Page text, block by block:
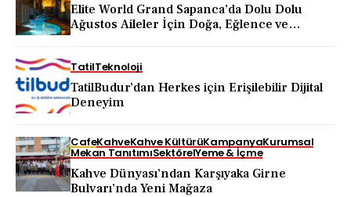
Elite World Grand Sapanca’da Dolu Dolu
Ağustos Aileler İçin Doğa, Eğlence ve
TatilTeknoloji
TatilBudur’dan Herkes için Erişilebilir Dijital
Deneyim
CafeKahveKahve KültürüKampanyaKurumsal
Mekan TanıtımıSektörelYeme & İçme
Kahve Dünyası’ndan Karşıyaka Girne
Bulvarı’nda Yeni Mağaza